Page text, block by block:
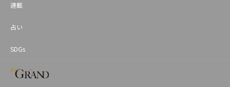
連載
占い
SDGs